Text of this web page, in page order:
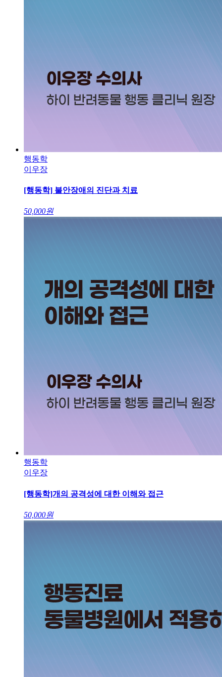
행동학
이우장
[행동학] 불안장애의 진단과 치료
50,000원
행동학
이우장
[행동학]개의 공격성에 대한 이해와 접근
50,000원